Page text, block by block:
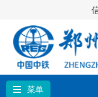
菜单